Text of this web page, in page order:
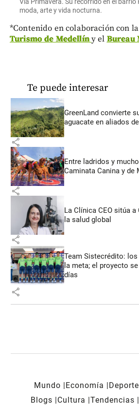
moda, arte y vida nocturna.
*Contenido en colaboración con
Turismo de Medellíny el Bureau
Te puede interesar
GreenLand convierte
aguacate en aliados
share
Entre ladridos y
Caminata Canina y de
share
La Clínica CEO sitúa
la salud global
share
Team Sistecrédito:
la meta; el proyecto
días
share
Mundo Economía
Blogs
Cultura Tendencias